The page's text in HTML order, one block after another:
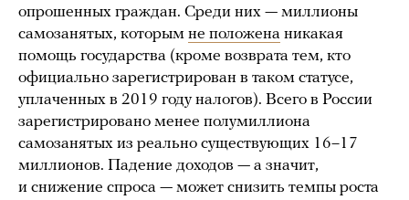
опрошенных граждан. Среди них — миллионы
самозанятых, которым не положена никакая
помощь государства (кроме возврата тем, кто
официально зарегистрирован в таком статусе,
уплаченных в 2019 году налогов). Всего в России
зарегистрировано менее полумиллиона
самозанятых из реально существующих 16–17
миллионов. Падение доходов — а значит,
и снижение спроса — может снизить темпы роста